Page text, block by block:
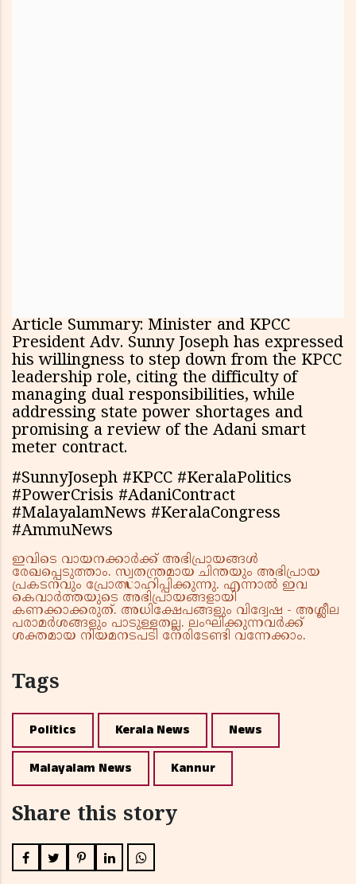
Article Summary: Minister and KPCC
President Adv. Sunny Joseph has expressed
his willingness to step down from the KPCC
leadership role, citing the difficulty of
managing dual responsibilities, while
addressing state power shortages and
promising a review of the Adani smart
meter contract.
#SunnyJoseph #KPCC #KeralaPolitics
#PowerCrisis #AdaniContract
#MalayalamNews #KeralaCongress
#AmmuNews
ഇവിടെ വായനക്കാർക്ക് അഭിപ്രായങ്ങൾ
രേഖപ്പെടുത്താം. സ്വതന്ത്രമായ ചിന്തയും അഭിപ്രായ
പ്രകടനവും പ്രോത്സാഹിപ്പിക്കുന്നു. എന്നാൽ ഇവ
കെവാർത്തയുടെ അഭിപ്രായങ്ങളായി
കണക്കാക്കരുത്. അധിക്ഷേപങ്ങളും വിദ്വേഷ - അശ്ലീല
പരാമർശങ്ങളും പാടുള്ളതല്ല. ലംഘിക്കുന്നവർക്ക്
ശക്തമായ നിയമനടപടി നേരിടേണ്ടി വന്നേക്കാം.
Tags
Politics Kerala News News
Malayalam News Kannur
Share this story